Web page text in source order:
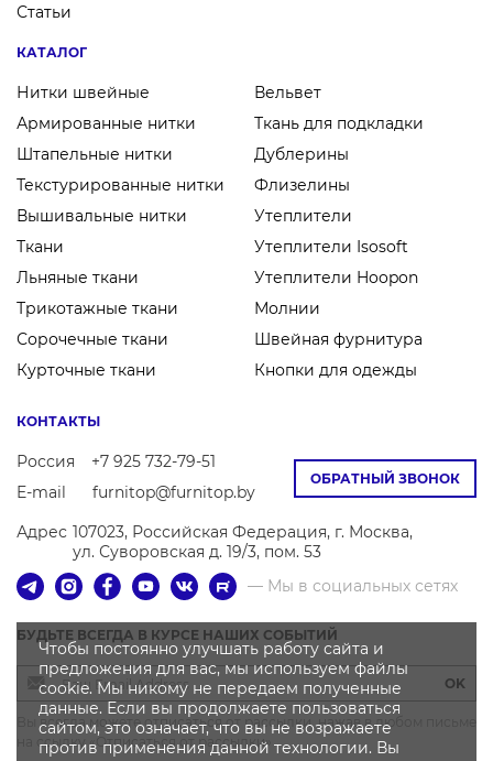
Статьи
КАТАЛОГ
Нитки швейные
Армированные нитки
Штапельные нитки
Текстурированные нитки
Вышивальные нитки
Ткани
Льняные ткани
Трикотажные ткани
Сорочечные ткани
Курточные ткани
Вельвет
Ткань для подкладки
Дублерины
Флизелины
Утеплители
Утеплители Isosoft
Утеплители Hoopon
Молнии
Швейная фурнитура
Кнопки для одежды
ОБРАТНЫЙ ЗВОНОК
КОНТАКТЫ
Россия
+7 925 732-79-51
E-mail
furnitop@furnitop.by
Адрес 107023, Российская Федерация, г. Москва,
ул. Суворовская д. 19/3, пом. 53
— Мы в социальных сетях
БУДЬТЕ ВСЕГДА В КУРСЕ НАШИХ СОБЫТИЙ
OK
Вы всегда можете отписаться от рассылки, нажав в любом письме
на ссылку «Отписаться от рассылки»
Чтобы постоянно улучшать работу сайта и
предложения для вас, мы используем файлы
cookie. Мы никому не передаем полученные
данные. Если вы продолжаете пользоваться
сайтом, это означает, что вы не возражаете
против применения данной технологии. Вы